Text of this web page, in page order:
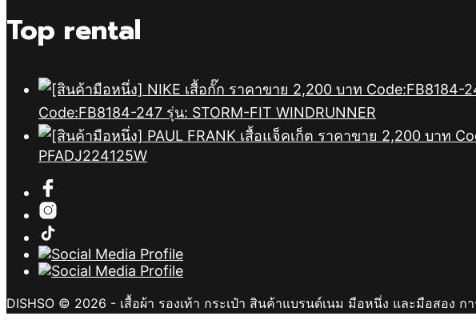
Top rental
Code:FB8184-247 รุ่น: STORM-FIT WINDRUNNER
PFADJ224125W
DISHSO © 2026 - เสื้อผ้า รองเท้า กระเป๋า สินค้าแบรนด์เนม มือหนึ่ง และมือสอง ก